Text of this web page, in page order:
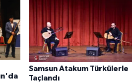
Samsun Atakum Türkülerle
Taçlandı